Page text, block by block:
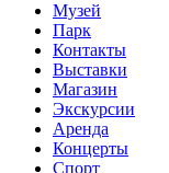
Музей
Парк
Контакты
Выставки
Магазин
Экскурсии
Аренда
Концерты
Спорт